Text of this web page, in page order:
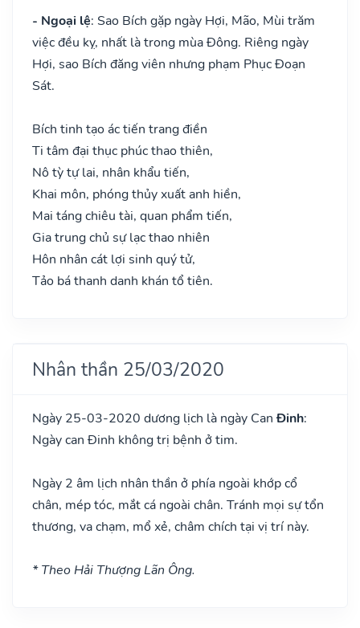
- Ngoại lệ: Sao Bích gặp ngày Hợi, Mão, Mùi trăm
việc đều kỵ, nhất là trong mùa Đông. Riêng ngày
Hợi, sao Bích đăng viên nhưng phạm Phục Đoạn
Sát.
Bích tinh tạo ác tiến trang điền
Ti tâm đại thục phúc thao thiên,
Nô tỳ tự lai, nhân khẩu tiến,
Khai môn, phóng thủy xuất anh hiền,
Mai táng chiêu tài, quan phẩm tiến,
Gia trung chủ sự lạc thao nhiên
Hôn nhân cát lợi sinh quý tử,
Tảo bá thanh danh khán tổ tiên.
Nhân thần 25/03/2020
Ngày 25-03-2020 dương lịch là ngày CanĐinh:
Ngày can Đinh không trị bệnh ở tim.
Ngày 2 âm lịch nhân thần ở phía ngoài khớp cổ
chân, mép tóc, mắt cá ngoài chân. Tránh mọi sự tổn
thương, va chạm, mổ xẻ, châm chích tại vị trí này.
* Theo Hải Thượng Lãn Ông.